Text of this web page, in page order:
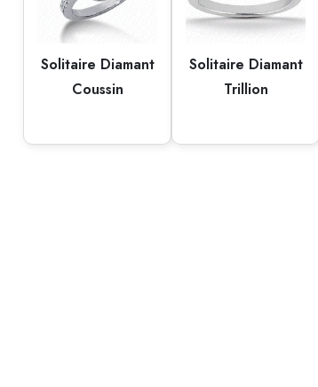
Solitaire Diamant
Coussin
Solitaire Diamant
Trillion